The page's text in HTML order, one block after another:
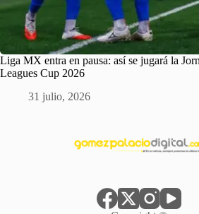
Liga MX entra en pausa: así se jugará la
Leagues Cup 2026
31 julio, 2026